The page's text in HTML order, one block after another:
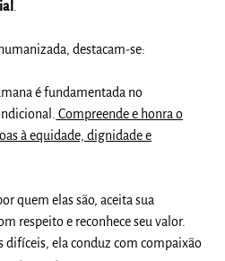
destacam-se:
é fundamentada no
Compreende e honra o
à equidade, dignidade e
quem elas são, aceita sua
respeito e reconhece seu valor.
difíceis, ela conduz com compaixão